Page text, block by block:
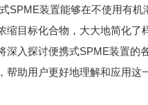
装置能够在不使用有机
缩目标化合物，大大地简化了
深入探讨便携式SPME装置的
帮助用户更好地理解和应用这